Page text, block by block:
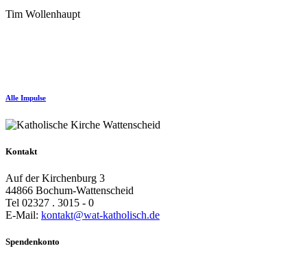
Tim Wollenhaupt
Alle Impulse
Kontakt
Auf der Kirchenburg 3
44866 Bochum-Wattenscheid
Tel 02327 . 3015 - 0
E-Mail: kontakt@wat-katholisch.de
Spendenkonto